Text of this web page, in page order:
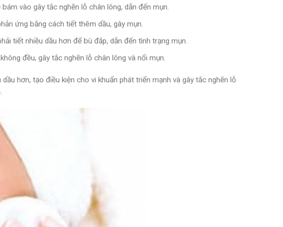
vào gây tắc nghẽn lỗ chân lông, dẫn đến mụn.
ứng bằng cách tiết thêm dầu, gây mụn.
tiết nhiều dầu hơn để bù đắp, dẫn đến tình trạng mụn.
đều, gây tắc nghẽn lỗ chân lông và nổi mụn.
hơn, tạo điều kiện cho vi khuẩn phát triển mạnh và gây tắc nghẽn lỗ